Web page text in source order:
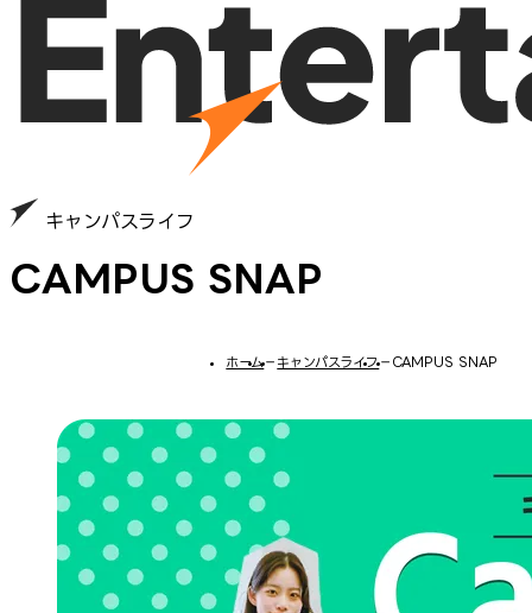
キャンパスライフ
CAMPUS SNAP
ホーム− キャンパスライフ− CAMPUS SNAP